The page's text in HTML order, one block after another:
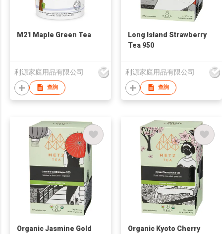
M21 Maple Green Tea
利源家庭用品有限公司
查詢
Long Island Strawberry
Tea 950
利源家庭用品有限公司
查詢
Organic Jasmine Gold
Organic Kyoto Cherry